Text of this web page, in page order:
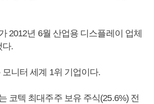
2012년 6월 산업용 디스플레이 업체
다.
모니터 세계 1위 기업이다.
코텍 최대주주 보유 주식(25.6%) 전